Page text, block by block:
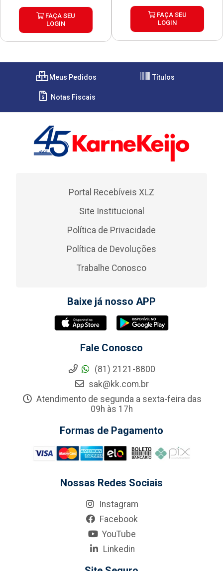
FAÇA SEU
LOGIN
FAÇA SEU
LOGIN
Meus Pedidos Títulos
Notas Fiscais
Portal Recebíveis XLZ
Site Institucional
Política de Privacidade
Política de Devoluções
Trabalhe Conosco
Baixe já nosso APP
Fale Conosco
(81) 2121-8800
sak@kk.com.br
Atendimento de segunda a sexta-feira das
09h às 17h
Formas de Pagamento
Nossas Redes Sociais
Instagram
Facebook
YouTube
Linkedin